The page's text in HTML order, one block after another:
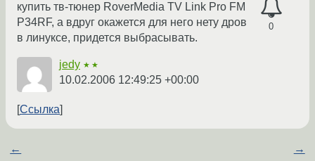
0
купить тв-тюнер RoverMedia TV Link Pro FM
P34RF, а вдруг окажется для него нету дров
в линуксе, придется выбрасывать.
jedy ★★
10.02.2006 12:49:25 +00:00
Ссылка
← →